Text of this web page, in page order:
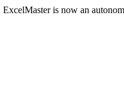
ExcelMaster is now an